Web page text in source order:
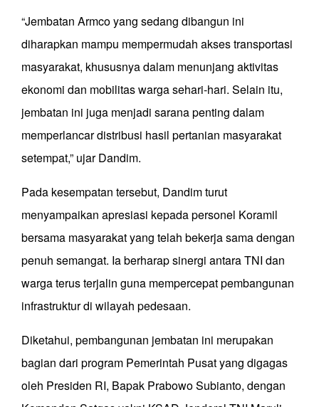
“Jembatan Armco yang sedang dibangun ini
diharapkan mampu mempermudah akses transportasi
masyarakat, khususnya dalam menunjang aktivitas
ekonomi dan mobilitas warga sehari-hari. Selain itu,
jembatan ini juga menjadi sarana penting dalam
memperlancar distribusi hasil pertanian masyarakat
setempat,” ujar Dandim.
Pada kesempatan tersebut, Dandim turut
menyampaikan apresiasi kepada personel Koramil
bersama masyarakat yang telah bekerja sama dengan
penuh semangat. Ia berharap sinergi antara TNI dan
warga terus terjalin guna mempercepat pembangunan
infrastruktur di wilayah pedesaan.
Diketahui, pembangunan jembatan ini merupakan
bagian dari program Pemerintah Pusat yang digagas
oleh Presiden RI, Bapak Prabowo Subianto, dengan